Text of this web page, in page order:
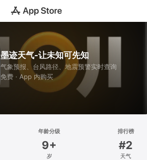
墨迹天气-让未知可先知
气象预报、台风路径、地震预警实时查询
免费 · App 内购买
年龄分级
9+
岁
排行榜
#2
天气